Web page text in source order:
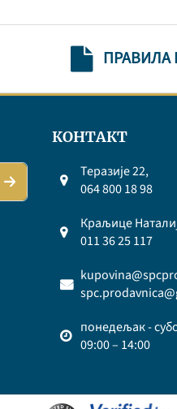
КОНТАКТ
Теразије 22,
064 800 18 98
Краљице
011 36 25 117
понедељак -
09:00 – 14:00